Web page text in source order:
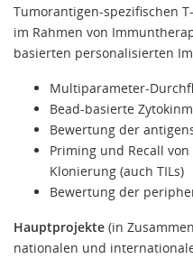
Tumorantigen-spezifischen
im Rahmen von
basierten personalisierten
Multiparameter-
Bead-basierte
Bewertung der
Priming und Recall
Klonierung (auch TILs)
Bewertung der
Hauptprojekte (in
nationalen und